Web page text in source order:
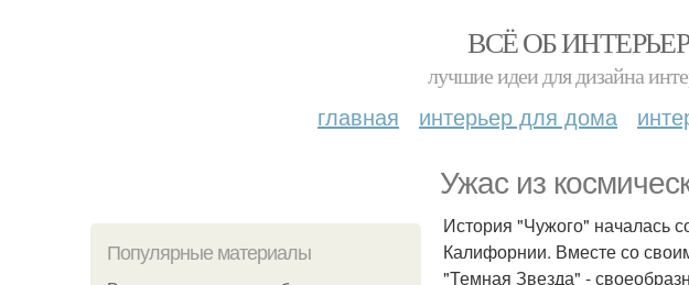
ВСЁ ОБ
лучшие идеи для дизайна
главная интерьер для дома
Ужас из
Популярные материалы
История "Чужого" началась
Калифорнии. Вместе со
"Темная Звезда" -